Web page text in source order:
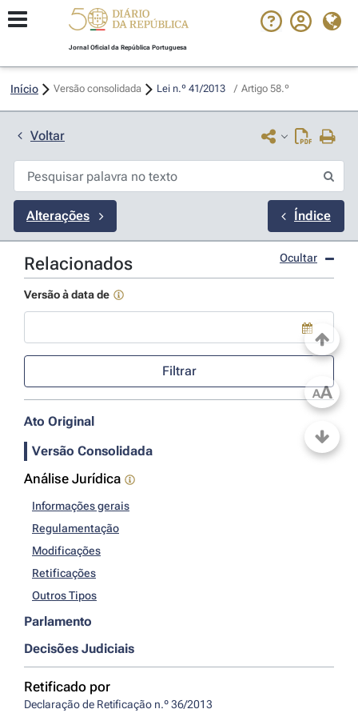
Jornal Oficial da República Portuguesa
Início Versão consolidada Lei n.º 41/2013 / Artigo 58.º
Voltar
Alterações Índice
Relacionados Ocultar
Versão à data de
Use a tecla de seta para baixo para abrir o calendário; Use as
Filtrar
Ato Original
Versão Consolidada
Análise Jurídica
Informações gerais
Regulamentação
Modificações
Retificações
Outros Tipos
Parlamento
Decisões Judiciais
Retificado por
Declaração de Retificação n.º 36/2013
AA